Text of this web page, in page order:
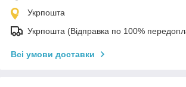
Укрпошта
Укрпошта (Відправка по 100%
Всі умови доставки